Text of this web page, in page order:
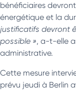
bénéficiaires
énergétique et la
justificatifs devront
possible », a-t-elle
administrative.
Cette mesure
prévu jeudi à Berlin